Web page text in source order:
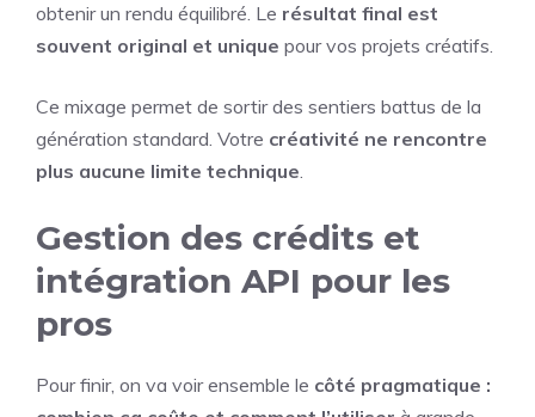
obtenir un rendu équilibré. Le résultat final est
souvent original et unique pour vos projets créatifs.
Ce mixage permet de sortir des sentiers battus de la
génération standard. Votre créativité ne rencontre
plus aucune limite technique.
Gestion des crédits et
intégration API pour les
pros
Pour finir, on va voir ensemble le côté pragmatique :